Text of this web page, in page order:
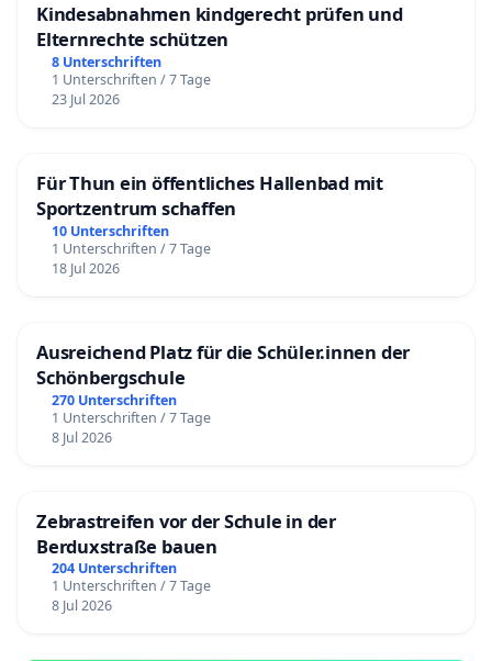
Kindesabnahmen kindgerecht prüfen und
Elternrechte schützen
8 Unterschriften
1 Unterschriften / 7 Tage
23 Jul 2026
Für Thun ein öffentliches Hallenbad mit
Sportzentrum schaffen
10 Unterschriften
1 Unterschriften / 7 Tage
18 Jul 2026
Ausreichend Platz für die Schüler.innen der
Schönbergschule
270 Unterschriften
1 Unterschriften / 7 Tage
8 Jul 2026
Zebrastreifen vor der Schule in der
Berduxstraße bauen
204 Unterschriften
1 Unterschriften / 7 Tage
8 Jul 2026